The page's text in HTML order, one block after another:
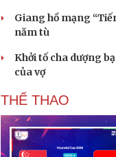
Giang hồ mạng
năm tù
Khởi tố cha dượng
của vợ
THỂ THAO